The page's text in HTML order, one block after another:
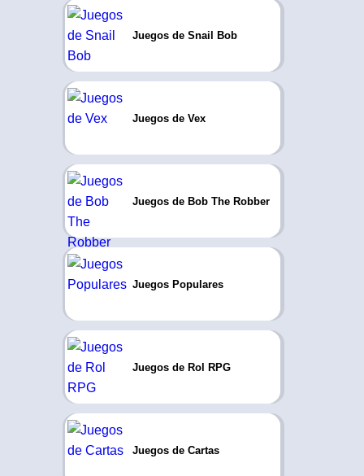
Juegos de Snail Bob
Juegos de Vex
Juegos de Bob The Robber
Juegos Populares
Juegos de Rol RPG
Juegos de Cartas